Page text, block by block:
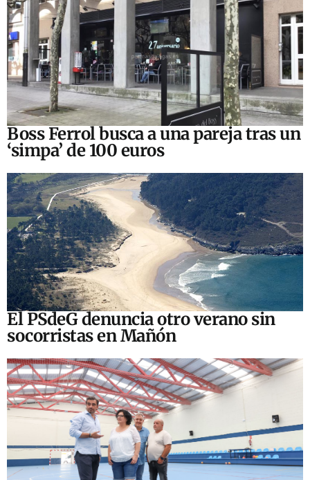
Boss Ferrol busca a una pareja tras un
‘simpa’ de 100 euros
El PSdeG denuncia otro verano sin
socorristas en Mañón